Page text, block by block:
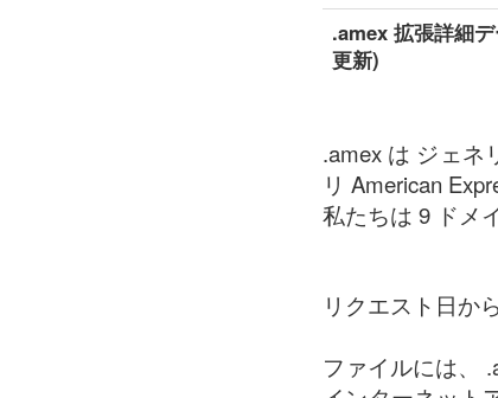
.amex 拡張詳細
更新)
.amex は ジェネ
リ American
私たちは 9 ドメ
リクエスト日か
ファイルには、